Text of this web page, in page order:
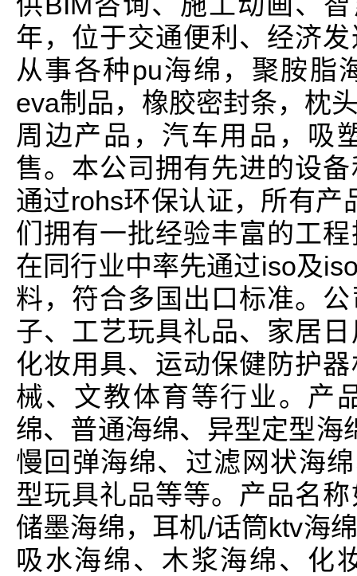
年，位于交通便利、经济
从事各种pu海绵，聚胺脂
eva制品，橡胶密封条，枕
周边产品，汽车用品，吸
售。本公司拥有先进的设
通过rohs环保认证，所有产
们拥有一批经验丰富的工
在同行业中率先通过iso及
料，符合多国出口标准。
子、工艺玩具礼品、家居
化妆用具、运动保健防护
械、文教体育等行业。产
绵、普通海绵、异型定型海
慢回弹海绵、过滤网状海
型玩具礼品等等。产品名
储墨海绵，耳机/话筒ktv海
吸水海绵、木浆海绵、化